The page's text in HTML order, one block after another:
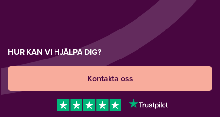
HUR KAN VI HJÄLPA DIG?
Kontakta oss